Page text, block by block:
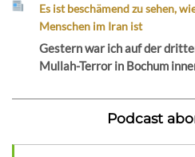
Es ist beschämend zu sehen,
Menschen im Iran ist
Gestern war ich auf der
Mullah-Terror in Bochum
Podcast